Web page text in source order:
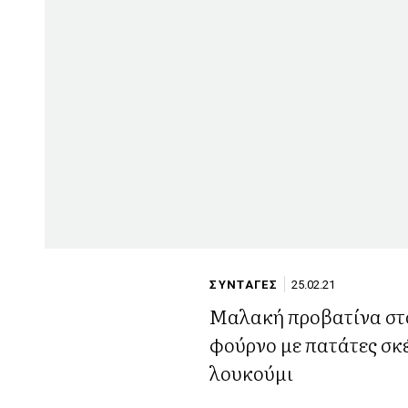
ΣΥΝΤΑΓΕΣ 25.02.21
Μαλακή προβατίνα
φούρνο με πατάτες
λουκούμι